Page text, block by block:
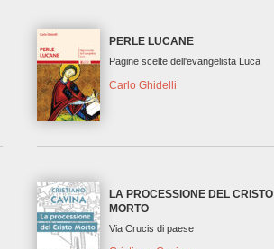
PERLE LUCANE
Pagine scelte dell'evangelista Luca
Carlo Ghidelli
LA PROCESSIONE DEL CRISTO
MORTO
Via Crucis di paese